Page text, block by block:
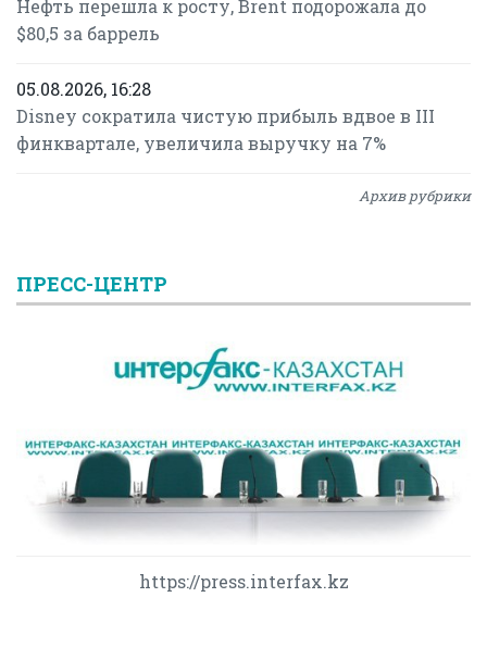
Нефть перешла к росту, Brent подорожала до
$80,5 за баррель
05.08.2026, 16:28
Disney сократила чистую прибыль вдвое в III
финквартале, увеличила выручку на 7%
Архив рубрики
ПРЕСС-ЦЕНТР
https://press.interfax.kz